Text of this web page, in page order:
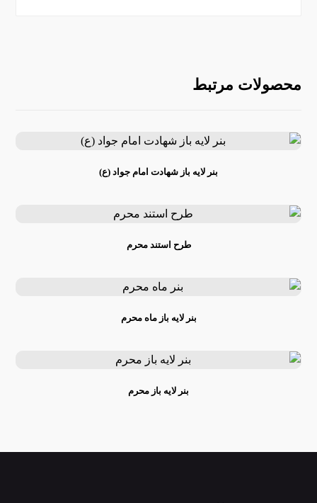
محصولات مرتبط
بنر لایه باز شهادت امام جواد (ع)
طرح استند محرم
بنر لایه باز ماه محرم
بنر لایه باز محرم